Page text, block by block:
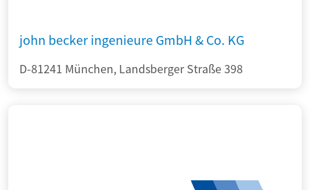
john becker ingenieure GmbH & Co. KG
D-81241 München, Landsberger Straße 398